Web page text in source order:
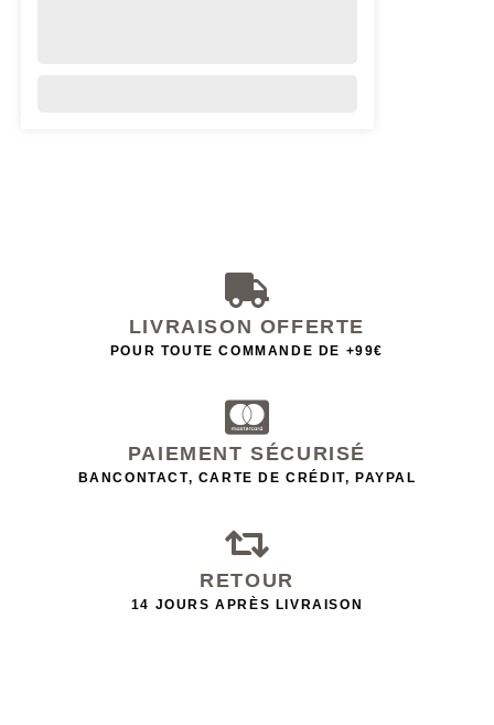
LIVRAISON OFFERTE
POUR TOUTE COMMANDE DE +99€
PAIEMENT SÉCURISÉ
BANCONTACT, CARTE DE CRÉDIT, PAYPAL
RETOUR
14 JOURS APRÈS LIVRAISON